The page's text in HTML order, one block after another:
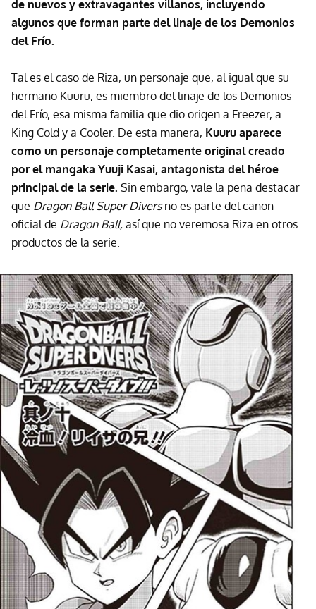
de nuevos y extravagantes villanos, incluyendo
algunos que forman parte del linaje de los Demonios
del Frío.
Tal es el caso de Riza, un personaje que, al igual que su
hermano Kuuru, es miembro del linaje de los Demonios
del Frío, esa misma familia que dio origen a Freezer, a
King Cold y a Cooler. De esta manera, Kuuru aparece
como un personaje completamente original creado
por el mangaka Yuuji Kasai, antagonista del héroe
principal de la serie. Sin embargo, vale la pena destacar
que Dragon Ball Super Diversno es parte del canon
oficial de Dragon Ball, así que no veremosa Riza en otros
productos de la serie.